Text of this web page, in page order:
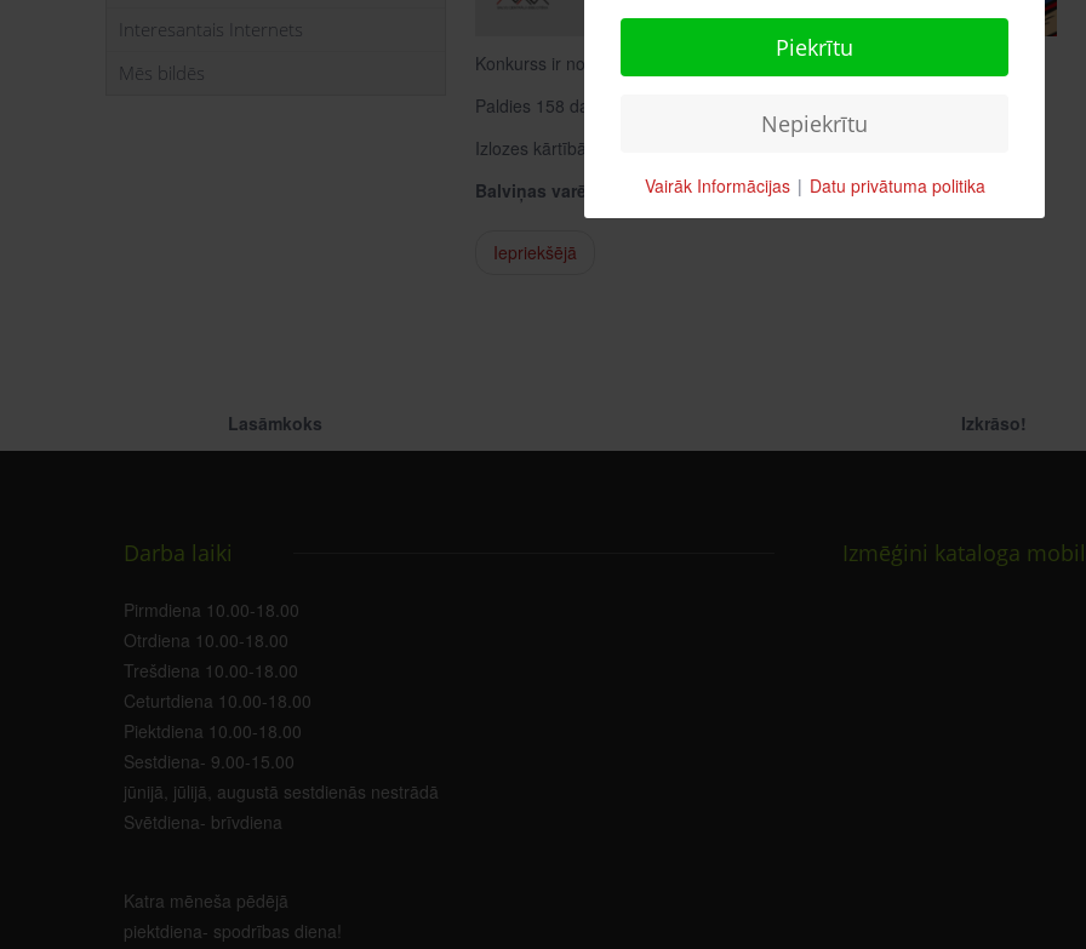
Interesantais Internets
Mēs bildēs
Konkurss ir noslēdzies!
Paldies 158 dalībniekiem – gan vecākiem, gan bērniem – par atbildēm!
Izlozes kārtībā esam noskaidrojuši 3 uzvarētājus!
Balviņas varēs saņemt BCB bērnu abonementā!
Iepriekšējā
Lasāmkoks Izkrāso!
Darba laiki
Pirmdiena 10.00-18.00
Otrdiena 10.00-18.00
Trešdiena 10.00-18.00
Ceturtdiena 10.00-18.00
Piektdiena 10.00-18.00
Sestdiena- 9.00-15.00
jūnijā, jūlijā, augustā sestdienās nestrādā
Svētdiena- brīvdiena
Katra mēneša pēdējā
piektdiena- spodrības diena!
Izmēģini kataloga
Piekrītu
Nepiekrītu
Vairāk Informācijas | Datu privātuma politika